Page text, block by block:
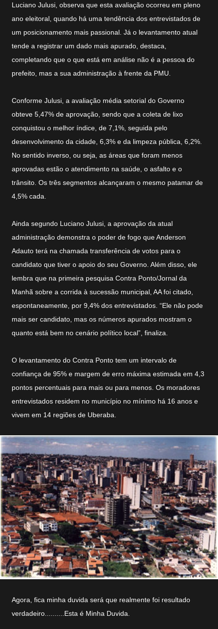
Luciano Julusi, observa que esta avaliação ocorreu em pleno
ano eleitoral, quando há uma tendência dos entrevistados de
um posicionamento mais passional. Já o levantamento atual
tende a registrar um dado mais apurado, destaca,
completando que o que está em análise não é a pessoa do
prefeito, mas a sua administração à frente da PMU.
Conforme Julusi, a avaliação média setorial do Governo
obteve 5,47% de aprovação, sendo que a coleta de lixo
conquistou o melhor índice, de 7,1%, seguida pelo
desenvolvimento da cidade, 6,3% e da limpeza pública, 6,2%.
No sentido inverso, ou seja, as áreas que foram menos
aprovadas estão o atendimento na saúde, o asfalto e o
trânsito. Os três segmentos alcançaram o mesmo patamar de
4,5% cada.
Ainda segundo Luciano Julusi, a aprovação da atual
administração demonstra o poder de fogo que Anderson
Adauto terá na chamada transferência de votos para o
candidato que tiver o apoio do seu Governo. Além disso, ele
lembra que na primeira pesquisa Contra Ponto/Jornal da
Manhã sobre a corrida à sucessão municipal, AA foi citado,
espontaneamente, por 9,4% dos entrevistados. “Ele não pode
mais ser candidato, mas os números apurados mostram o
quanto está bem no cenário político local”, finaliza.
O levantamento do Contra Ponto tem um intervalo de
confiança de 95% e margem de erro máxima estimada em 4,3
pontos percentuais para mais ou para menos. Os moradores
entrevistados residem no município no mínimo há 16 anos e
vivem em 14 regiões de Uberaba.
Agora, fica minha duvida será que realmente foi resultado
verdadeiro..........Esta é Minha Duvida.